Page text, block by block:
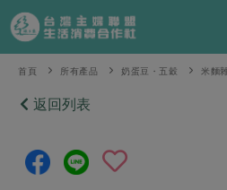
產品分類
當季蔬果
芽苗類
食譜料理
食材
特別企畫
首頁 所有產品 奶蛋豆・五穀 米麵
返回列表